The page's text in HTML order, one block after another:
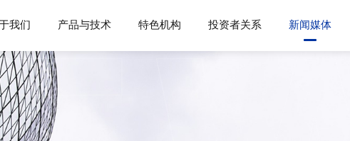
我们 产品与技术 特色机构 投资者关系 新闻媒体